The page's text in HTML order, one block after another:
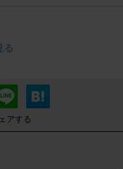
る
アする